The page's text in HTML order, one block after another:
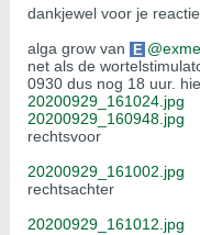
dankjewel voor je reactie.
alga grow van
net als de
0930 dus nog 18 uur.
20200929_161024.jpg
20200929_160948.jpg
rechtsvoor
20200929_161002.jpg
rechtsachter
20200929_161012.jpg